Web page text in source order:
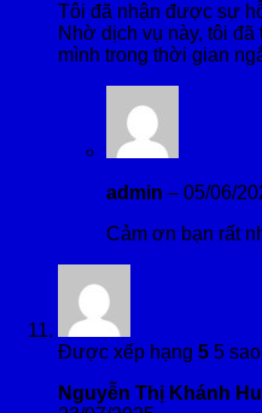
Tôi đã nhận được sự
Nhờ dịch vụ này, tôi
mình trong thời gian
admin – 05/06/
Cảm ơn bạn rất
Được xếp hạng 5 5 sao
Nguyễn Thị Khánh